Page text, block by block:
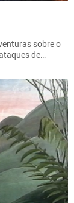
sobre o
de…